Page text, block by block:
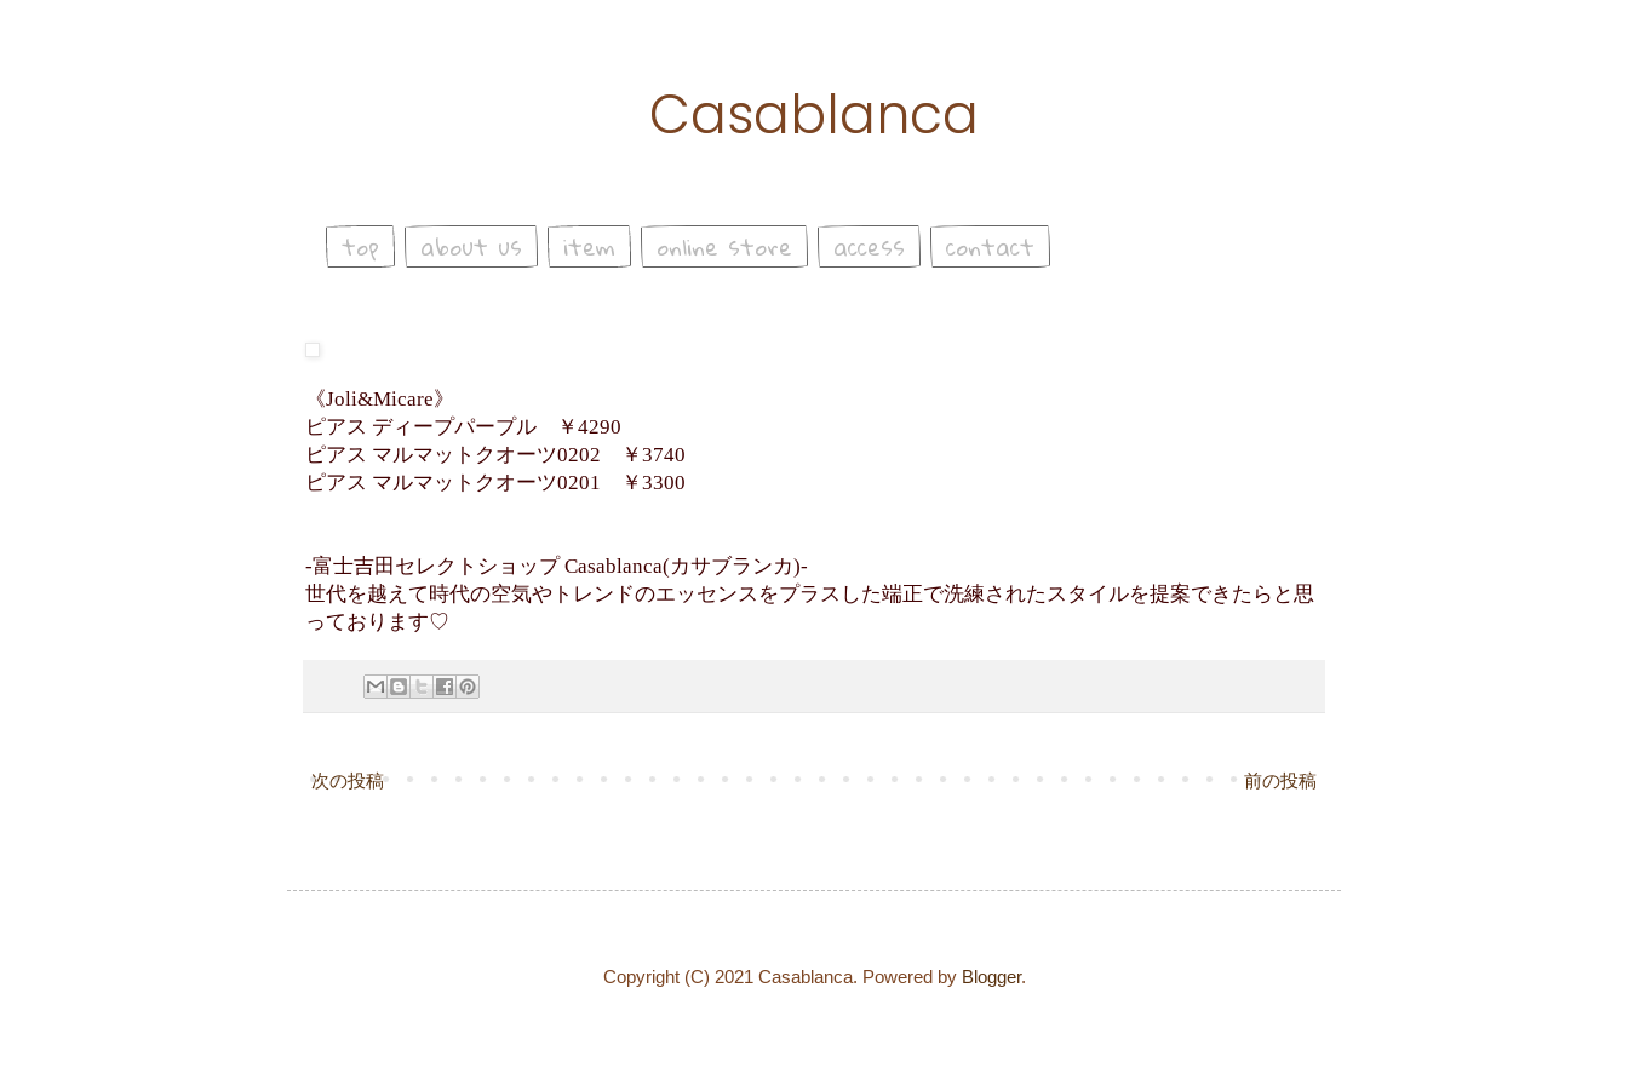
Casablanca
top about us item online store access contact
《Joli&Micare》
ピアス ディープパープル ￥4290
ピアス マルマットクオーツ0202 ￥3740
ピアス マルマットクオーツ0201 ￥3300
-富士吉田セレクトショップ Casablanca(カサブランカ)-
世代を越えて時代の空気やトレンドのエッセンスをプラスした端正で洗練されたスタイルを提案できたらと思
っております♡
次の投稿 前の投稿
Copyright (C) 2021 Casablanca. Powered by Blogger.